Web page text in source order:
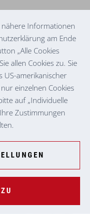
nähere Informationen
am Ende
„Alle Cookies
allen Cookies zu. Sie
US-amerikanischer
einzelnen Cookies
auf „Individuelle
Zustimmungen